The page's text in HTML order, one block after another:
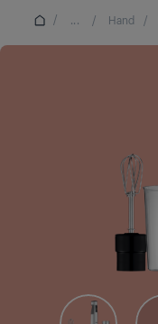
/ ... / Hand /